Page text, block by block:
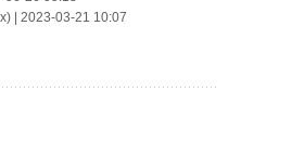
| 2023-03-21 10:07